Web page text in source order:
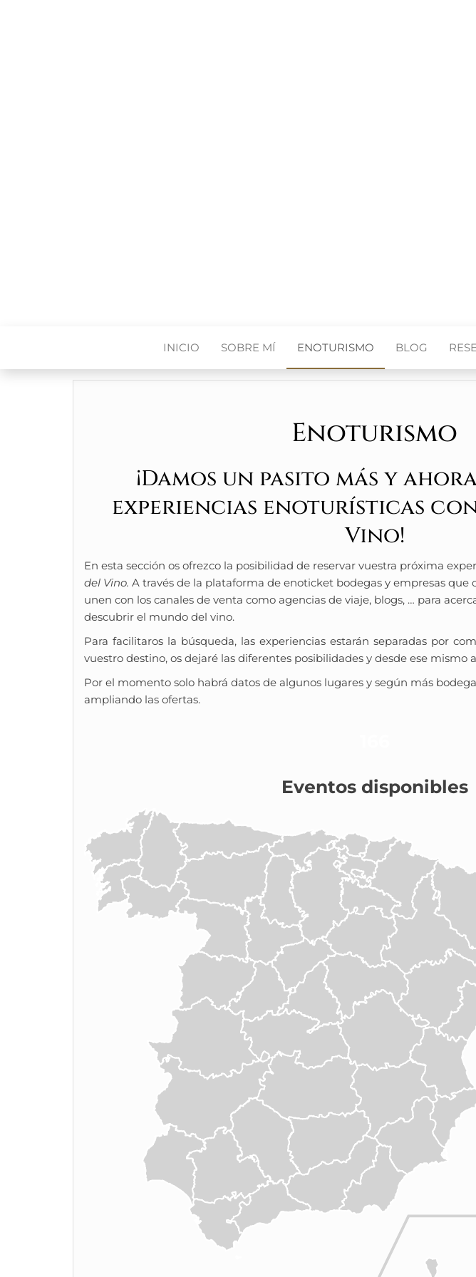
INICIO SOBRE MÍ ENOTURISMO BLOG
Enoturismo
¡Damos un pasito más y
experiencias enoturísticas
Vino!
En esta sección os ofrezco la posibilidad de reservar vuestra próxima
del Vino. A través de la plataforma de enoticket bodegas y empresas que
unen con los canales de venta como agencias de viaje, blogs, … para
descubrir el mundo del vino.
Para facilitaros la búsqueda, las experiencias estarán separadas por
vuestro destino, os dejaré las diferentes posibilidades y desde ese mismo
Por el momento solo habrá datos de algunos lugares y según más
ampliando las ofertas.
Eventos disponibles